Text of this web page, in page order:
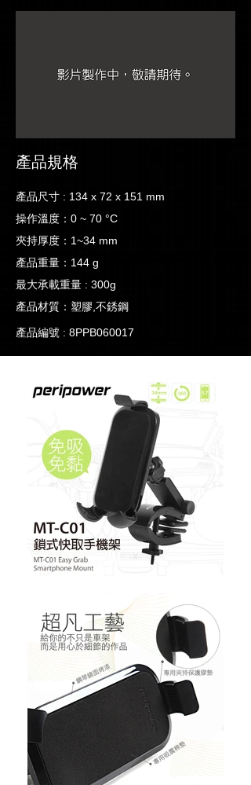
產品規格
產品尺寸 : 134 x 72 x 151 mm
操作溫度：0 ~ 70 °C
夾持厚度：1~34 mm
產品重量：144 g
最大承載重量 : 300g
​產品材質：塑膠,不銹鋼
產品編號 : 8PPB060017